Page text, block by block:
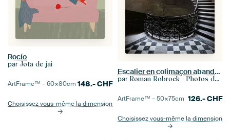
Rocío
par Jota de jai
ArtFrame™ –60×80cm 148.-CHF
Choisissez vous-même la dimension
Escalier en colimaçon abandonné.
par Roman Robroek - Photos de bâtiments abandonnés
ArtFrame™ –50×75cm 126.-CHF
Choisissez vous-même la dimension